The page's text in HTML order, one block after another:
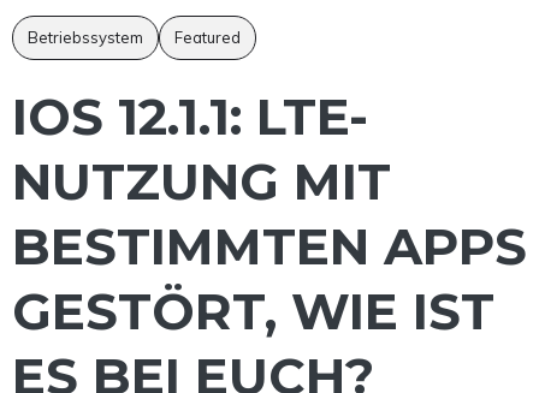
Betriebssystem Featured
IOS 12.1.1: LTE-
NUTZUNG MIT
BESTIMMTEN APPS
GESTÖRT, WIE IST
ES BEI EUCH?